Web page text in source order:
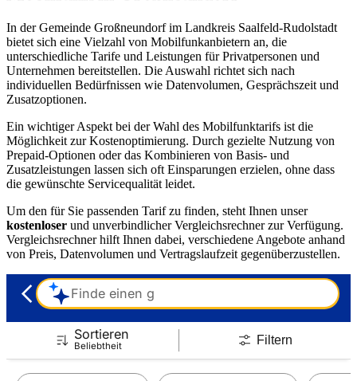
In der Gemeinde Großneundorf im Landkreis Saalfeld-Rudolstadt
bietet sich eine Vielzahl von Mobilfunkanbietern an, die
unterschiedliche Tarife und Leistungen für Privatpersonen und
Unternehmen bereitstellen. Die Auswahl richtet sich nach
individuellen Bedürfnissen wie Datenvolumen, Gesprächszeit und
Zusatzoptionen.
Ein wichtiger Aspekt bei der Wahl des Mobilfunktarifs ist die
Möglichkeit zur Kostenoptimierung. Durch gezielte Nutzung von
Prepaid-Optionen oder das Kombinieren von Basis- und
Zusatzleistungen lassen sich oft Einsparungen erzielen, ohne dass
die gewünschte Servicequalität leidet.
Um den für Sie passenden Tarif zu finden, steht Ihnen unser
kostenloser und unverbindlicher Vergleichsrechner zur Verfügung.
Vergleichsrechner hilft Ihnen dabei, verschiedene Angebote anhand
von Preis, Datenvolumen und Vertragslaufzeit gegenüberzustellen.